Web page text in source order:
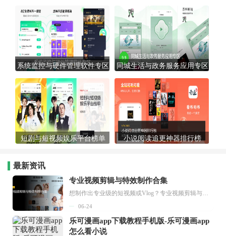
系统监控与硬件管理软件专区 同城生活与政务服务应用专区
短剧与短视频娱乐平台榜单 小说阅读追更神器排行榜
最新资讯
专业视频剪辑与特效制作合集
想制作出专业级的短视频或Vlog？专业视频剪辑与特效制作大全专题为你提供了从剪辑、抠像到特效包装的全套解决方案。无论是添加炫酷的片头、进行精准的视频抠图，还是制...
06-24
乐可漫画app下载教程手机版-乐可漫画app
怎么看小说